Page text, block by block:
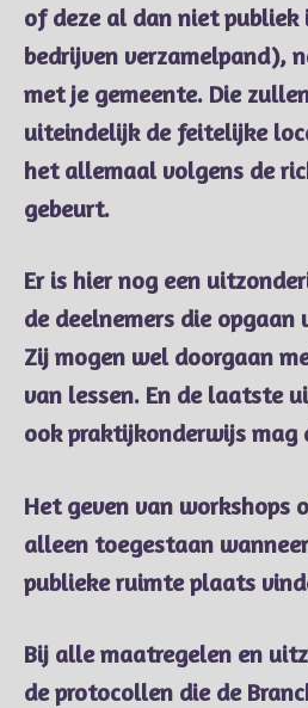
of deze al dan niet publiek
bedrijven verzamelpand),
met je gemeente. Die
uiteindelijk de feitelijke
het allemaal volgens de
gebeurt.
Er is hier nog een
de deelnemers die opgaan
Zij mogen wel doorgaan
van lessen. En de laatste
ook praktijkonderwijs mag
Het geven van workshops
alleen toegestaan
publieke ruimte plaats
Bij alle maatregelen en
de protocollen die de